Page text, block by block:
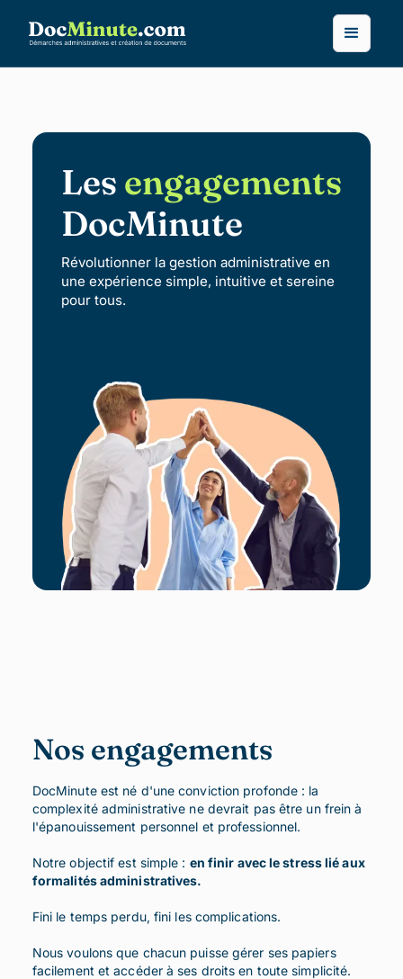
Les engagements
DocMinute
Révolutionner la gestion administrative en
une expérience simple, intuitive et sereine
pour tous.
Nos engagements
DocMinute est né d'une conviction profonde : la
complexité administrative ne devrait pas être un frein à
l'épanouissement personnel et professionnel.
Notre objectif est simple : en finir avec le stress lié aux
formalités administratives.
Fini le temps perdu, fini les complications.
Nous voulons que chacun puisse gérer ses papiers
facilement et accéder à ses droits en toute simplicité.